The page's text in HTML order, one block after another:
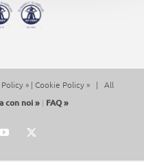
»| Cookie Policy »| All
con noi » | FAQ »
YouTube
X